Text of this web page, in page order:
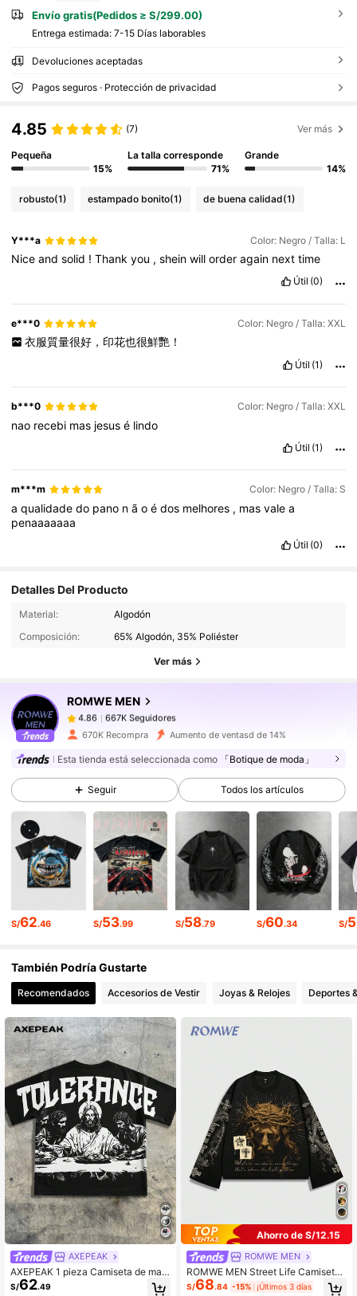
Envío gratis(Pedidos ≥ S/299.00)
Entrega estimada: 7-15 Días laborables
Devoluciones aceptadas
Pagos seguros · Protección de privacidad
4.85 (7) Ver más
Pequeña
15%
La talla corresponde
71%
Grande
14%
robusto(1) estampado bonito(1) de buena calidad(1)
Y***a Color: Negro / Talla: L
Niceandsolid !Thankyou ,sheinwillorderagain nexttime
Útil (0)
e***0 Color: Negro / Talla: XXL
衣服質量很好，印花也很鮮艷！
Útil (1)
b***0 Color: Negro / Talla: XXL
nao recebi mas jesusé lindo
Útil (1)
m***m Color: Negro / Talla: S
aqualidadedo pano nãoédos melhores , masvalea
penaaaaaaa
Útil (0)
Detalles Del Producto
Material:
Algodón
Composición:
65% Algodón, 35% Poliéster
Ver más
ROMWE MEN
667K Seguidores
4.86 667K Seguidores
667K Seguidores
4.86
667K Seguidores
m***2seguido
Hace 5 horas
667K Seguidores
4.86 667K Seguidores
667K Seguidores
4.86 667K Seguidores
4.86 667K Seguidores
670K Recompra Aumento de ventasd de 14%
Esta tienda está seleccionada como 「Botique de moda」
Seguir Todos los artículos
S/62.46 S/53.99 S/58.79 S/60.34 S/
También Podría Gustarte
Recomendados Accesorios de Vestir Joyas & Relojes Deportes
AXEPEAK
AXEPEAK 1 pieza Camiseta de man
ga corta de punto holgada y de caíd
S/62.49
Ahorro de S/12.15
ROMWE MEN
ROMWE MEN Street Life Camiseta
con estampado gráfico de Jesús pa
S/68.84 -15% ¡Últimos 3 días